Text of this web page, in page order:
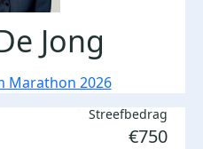
Jong
Marathon 2026
Streefbedrag
€750